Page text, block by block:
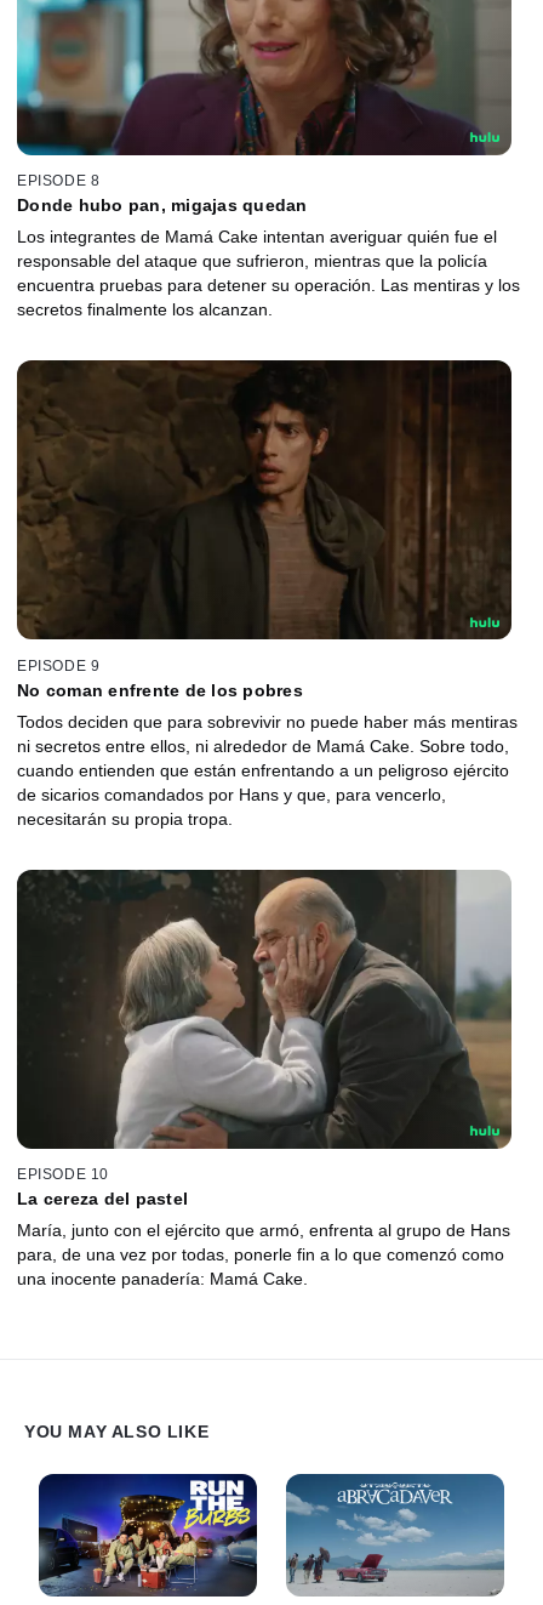
EPISODE 8
Donde hubo pan, migajas quedan
Los integrantes de Mamá Cake intentan averiguar quién fue el
responsable del ataque que sufrieron, mientras que la policía
encuentra pruebas para detener su operación. Las mentiras y los
secretos finalmente los alcanzan.
EPISODE 9
No coman enfrente de los pobres
Todos deciden que para sobrevivir no puede haber más mentiras
ni secretos entre ellos, ni alrededor de Mamá Cake. Sobre todo,
cuando entienden que están enfrentando a un peligroso ejército
de sicarios comandados por Hans y que, para vencerlo,
necesitarán su propia tropa.
EPISODE 10
La cereza del pastel
María, junto con el ejército que armó, enfrenta al grupo de Hans
para, de una vez por todas, ponerle fin a lo que comenzó como
una inocente panadería: Mamá Cake.
YOU MAY ALSO LIKE